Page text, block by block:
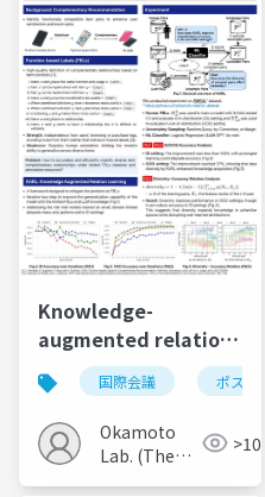
Knowledge-
augmented relation
learning for
complementary
recommendation
with large language
models
国際会議 ポスター
Okamoto
Lab. (The
>100